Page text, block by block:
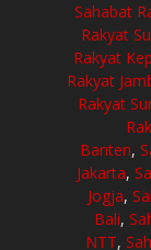
Sahabat
Rakyat
Rakyat
Rakyat
Rakyat
Banten,
Jakarta,
Jogja,
Bali,
NTT,